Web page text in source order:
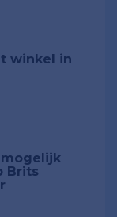
winkel in
mogelijk
Brits